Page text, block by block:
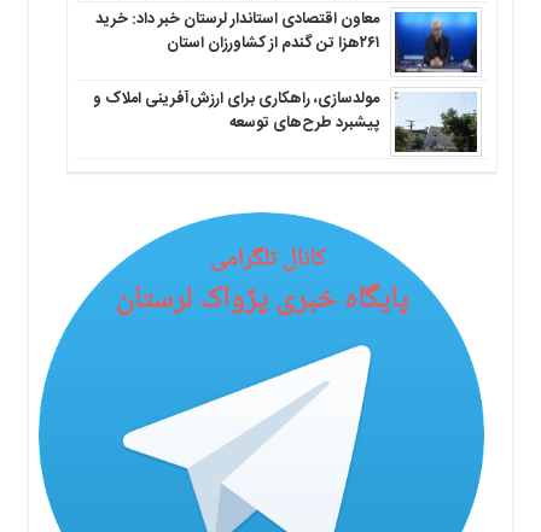
معاون اقتصادی استاندار لرستان خبر داد: خرید
۲۶۱هزا تن گندم از کشاورزان استان
مولدسازی، راهکاری برای ارزش‌آفرینی املاک و
پیشبرد طرح‌های توسعه